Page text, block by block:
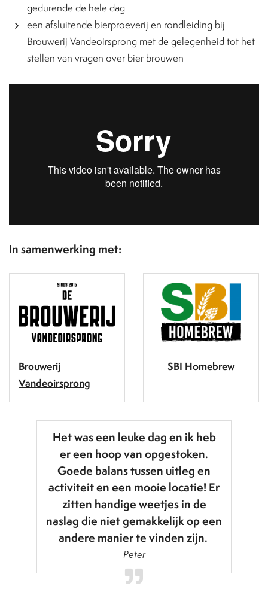
gedurende de hele dag
een afsluitende bierproeverij en rondleiding bij
Brouwerij Vandeoirsprong met de gelegenheid tot het
stellen van vragen over bier brouwen
In samenwerking met:
Brouwerij
Vandeoirsprong
SBI Homebrew
Het was een leuke dag en ik heb
er een hoop van opgestoken.
Goede balans tussen uitleg en
activiteit en een mooie locatie! Er
zitten handige weetjes in de
naslag die niet gemakkelijk op een
andere manier te vinden zijn.
Peter